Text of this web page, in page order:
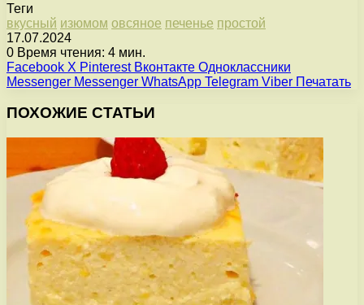
Теги
вкусный изюмом овсяное печенье простой
17.07.2024
0 Время чтения: 4 мин.
Facebook X Pinterest Вконтакте Одноклассники
Messenger Messenger WhatsApp Telegram Viber Печатать
ПОХОЖИЕ СТАТЬИ